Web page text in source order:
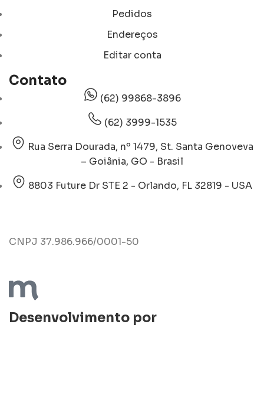
Pedidos
Endereços
Editar conta
Contato
(62) 99868-3896
(62) 3999-1535
Rua Serra Dourada, nº 1479, St. Santa Genoveva
– Goiânia, GO - Brasil
8803 Future Dr STE 2 - Orlando, FL 32819 - USA
CNPJ 37.986.966/0001-50
Desenvolvimento por